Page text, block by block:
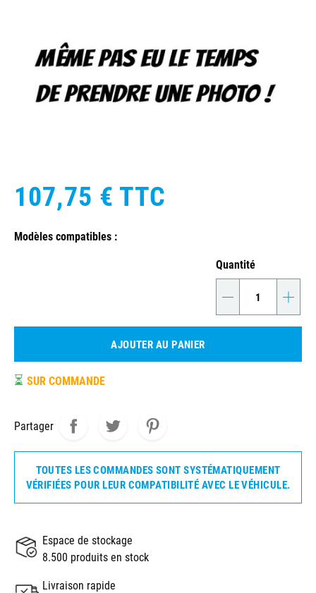
107,75 € TTC
Modèles compatibles :
Quantité
- +
AJOUTER AU PANIER
⏳ SUR COMMANDE
Partager
TOUTES LES COMMANDES SONT SYSTÉMATIQUEMENT
VÉRIFIÉES POUR LEUR COMPATIBILITÉ AVEC LE VÉHICULE.
Espace de stockage
8.500 produits en stock
Livraison rapide